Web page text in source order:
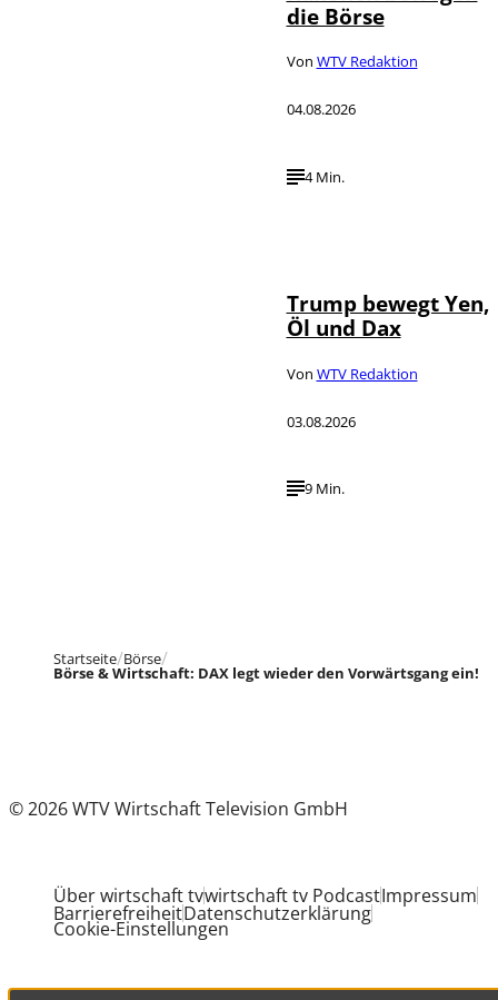
die Börse
Von WTV Redaktion
04.08.2026
4 Min.
Trump bewegt Yen,
Öl und Dax
Von WTV Redaktion
03.08.2026
9 Min.
Startseite Börse
Börse & Wirtschaft: DAX legt wieder den Vorwärtsgang ein!
© 2026 WTV Wirtschaft Television GmbH
Über wirtschaft tvwirtschaft tv PodcastImpressum
BarrierefreiheitDatenschutzerklärung
Cookie-Einstellungen